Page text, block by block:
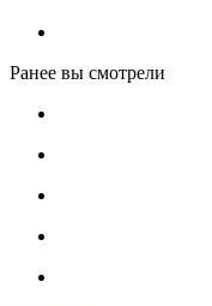
Ранее вы смотрели